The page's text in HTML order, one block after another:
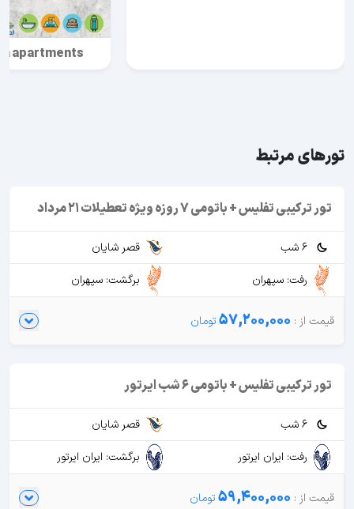
apartments
تورهای مرتبط
تور ترکیبی تفلیس + باتومی 7 روزه ویژه تعطیلات 21 مرداد
6 شب
قصر شایان
رفت: سپهران
برگشت: سپهران
57,200,000
تور ترکیبی تفلیس + باتومی 6 شب ایرتور
6 شب
قصر شایان
رفت: ایران ایرتور
برگشت: ایران ایرتور
59,400,000